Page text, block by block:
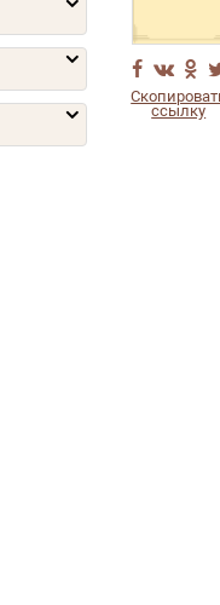
ссылку